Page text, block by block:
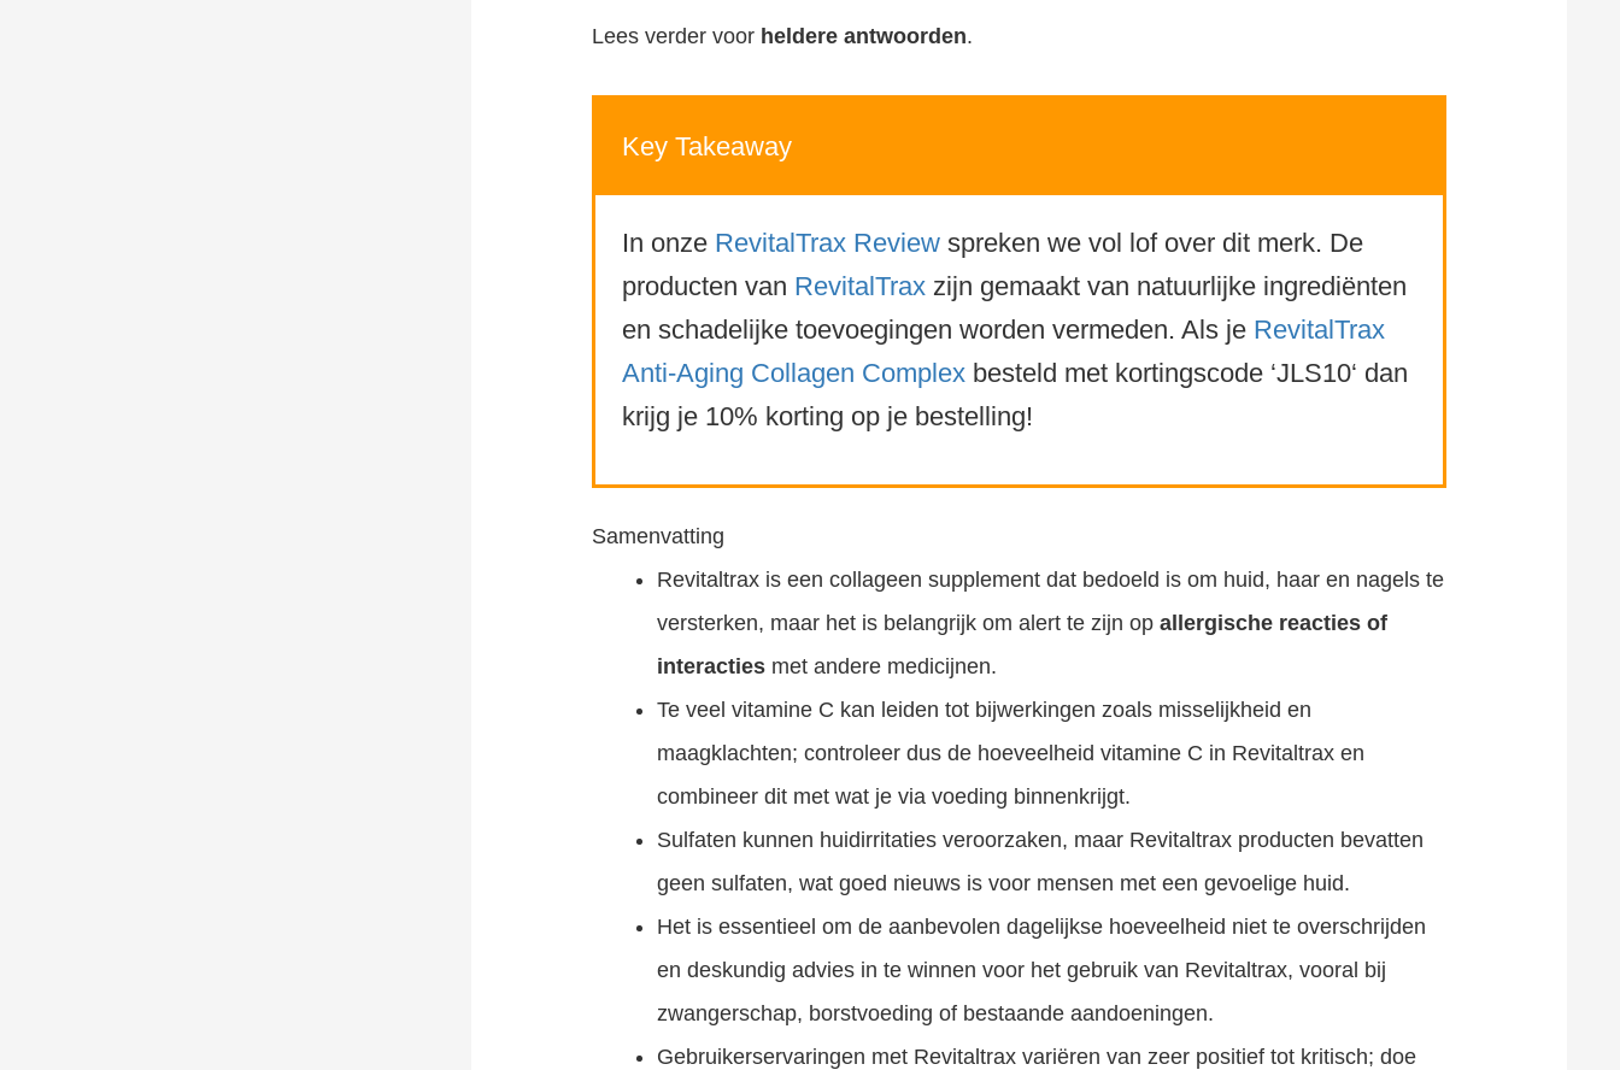
Lees verder voor heldere antwoorden.
Key Takeaway
In onze RevitalTrax Review spreken we vol lof over dit merk. De
producten van RevitalTrax zijn gemaakt van natuurlijke ingrediënten
en schadelijke toevoegingen worden vermeden. Als je RevitalTrax
Anti-Aging Collagen Complex besteld met kortingscode ‘JLS10‘ dan
krijg je 10% korting op je bestelling!
Samenvatting
Revitaltrax is een collageen supplement dat bedoeld is om huid, haar en nagels te
versterken, maar het is belangrijk om alert te zijn op allergische reacties of
interacties met andere medicijnen.
Te veel vitamine C kan leiden tot bijwerkingen zoals misselijkheid en
maagklachten; controleer dus de hoeveelheid vitamine C in Revitaltrax en
combineer dit met wat je via voeding binnenkrijgt.
Sulfaten kunnen huidirritaties veroorzaken, maar Revitaltrax producten bevatten
geen sulfaten, wat goed nieuws is voor mensen met een gevoelige huid.
Het is essentieel om de aanbevolen dagelijkse hoeveelheid niet te overschrijden
en deskundig advies in te winnen voor het gebruik van Revitaltrax, vooral bij
zwangerschap, borstvoeding of bestaande aandoeningen.
Gebruikerservaringen met Revitaltrax variëren van zeer positief tot kritisch; doe